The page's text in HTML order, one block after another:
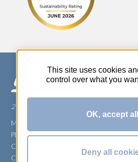
270 Rue Thérèse Planiol - 37310 TAUXIGNY
Mentions légales
Plan du site
Carrière
Conditions générales de vente
This site uses cookies
control over what you
OK, accept all
Deny all